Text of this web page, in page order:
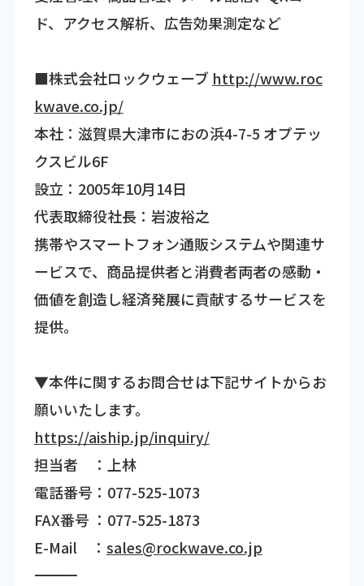
ド、アクセス解析、広告効果測定など
■株式会社ロックウェーブ http://www.roc
kwave.co.jp/
本社：滋賀県大津市におの浜4-7-5 オプテッ
クスビル6F
設立：2005年10月14日
代表取締役社長：岩波裕之
携帯やスマートフォン通販システムや関連サ
ービスで、商品提供者と消費者両者の感動・
価値を創造し経済発展に貢献するサービスを
提供。
▼本件に関するお問合せは下記サイトからお
願いいたします。
https://aiship.jp/inquiry/
担当者 ：上林
電話番号：077-525-1073
FAX番号 ：077-525-1873
E-Mail ： sales@rockwave.co.jp
―――――――――――――――――――――――――――――――――――